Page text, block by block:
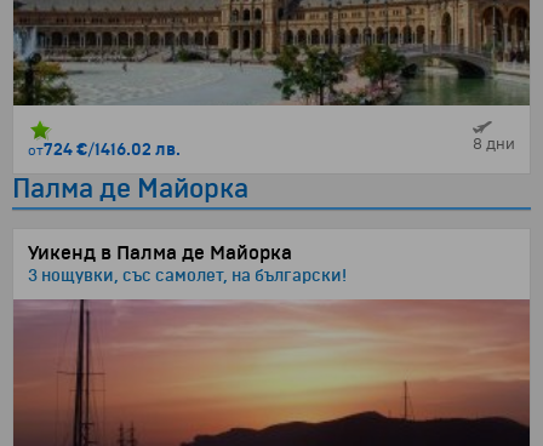
от724 €/1416.02 лв. 8 дни
Палма де Майорка
Уикенд в Палма де Майорка
3 нощувки, със самолет, на български!